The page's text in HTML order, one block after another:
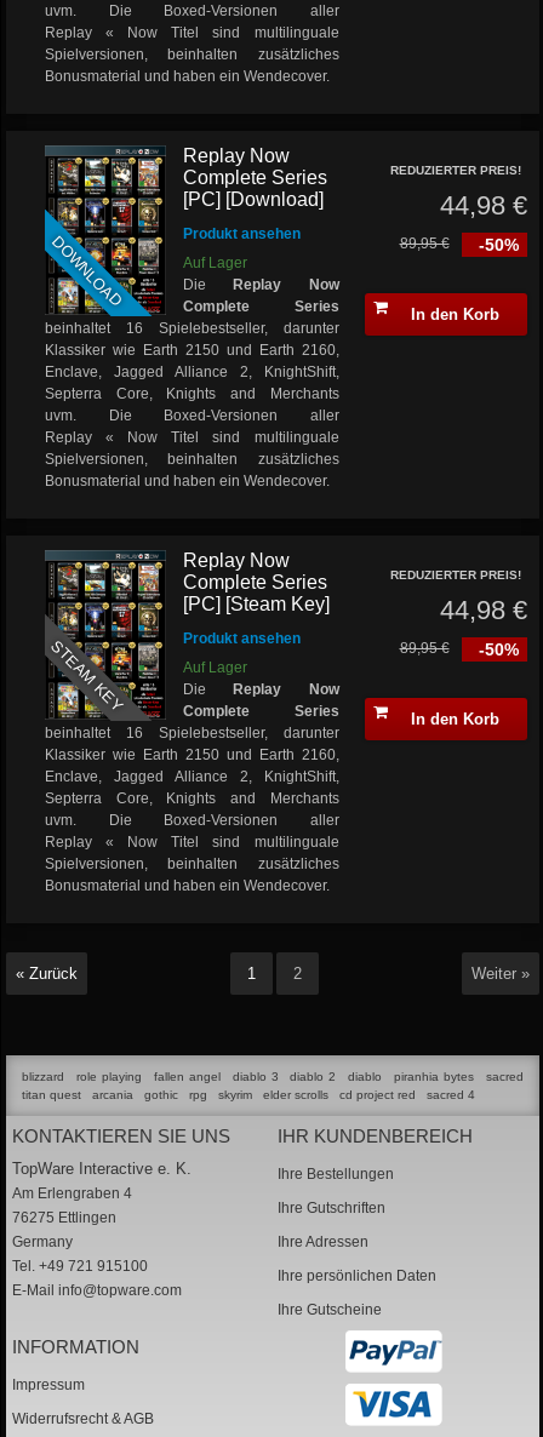
uvm. Die Boxed-Versionen aller
Replay « Now Titel sind multilinguale
Spielversionen, beinhalten zusätzliches
Bonusmaterial und haben ein Wendecover.
DOWNLOAD
Replay Now
Complete Series
[PC] [Download]
Produkt ansehen
Auf Lager
DieReplay Now
Complete Series
beinhaltet 16 Spielebestseller, darunter
Klassiker wie Earth 2150 und Earth 2160,
Enclave, Jagged Alliance 2, KnightShift,
Septerra Core, Knights and Merchants
uvm. Die Boxed-Versionen aller
Replay « Now Titel sind multilinguale
Spielversionen, beinhalten zusätzliches
Bonusmaterial und haben ein Wendecover.
REDUZIERTER PREIS!
44,98 €
-50%
89,95 €
In den Korb
STEAM KEY
Replay Now
Complete Series
[PC] [Steam Key]
Produkt ansehen
Auf Lager
DieReplay Now
Complete Series
beinhaltet 16 Spielebestseller, darunter
Klassiker wie Earth 2150 und Earth 2160,
Enclave, Jagged Alliance 2, KnightShift,
Septerra Core, Knights and Merchants
uvm. Die Boxed-Versionen aller
Replay « Now Titel sind multilinguale
Spielversionen, beinhalten zusätzliches
Bonusmaterial und haben ein Wendecover.
REDUZIERTER PREIS!
44,98 €
-50%
89,95 €
In den Korb
« Zurück 1 2 Weiter »
blizzard role playing fallen angel diablo 3 diablo 2 diablo piranhia bytes
sacred
titan quest
arcania gothic rpg skyrim elder scrolls cd project red sacred 4
KONTAKTIEREN SIE UNS
TopWare Interactive e. K.
Am Erlengraben 4
76275 Ettlingen
Germany
Tel. +49 721 915100
E-Mail info@topware.com
IHR KUNDENBEREICH
Ihre Bestellungen
Ihre Gutschriften
Ihre Adressen
Ihre persönlichen Daten
Ihre Gutscheine
INFORMATION
Impressum
Widerrufsrecht & AGB